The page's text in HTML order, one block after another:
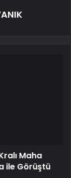
Maha
ile Görüştü